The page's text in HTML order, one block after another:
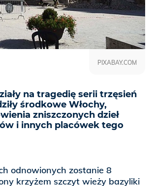
na tragedię serii trzęsień
środkowe Włochy,
zniszczonych dzieł
i innych placówek tego
PIXABAY.COM
odnowionych zostanie 8
krzyżem szczyt wieży bazyliki